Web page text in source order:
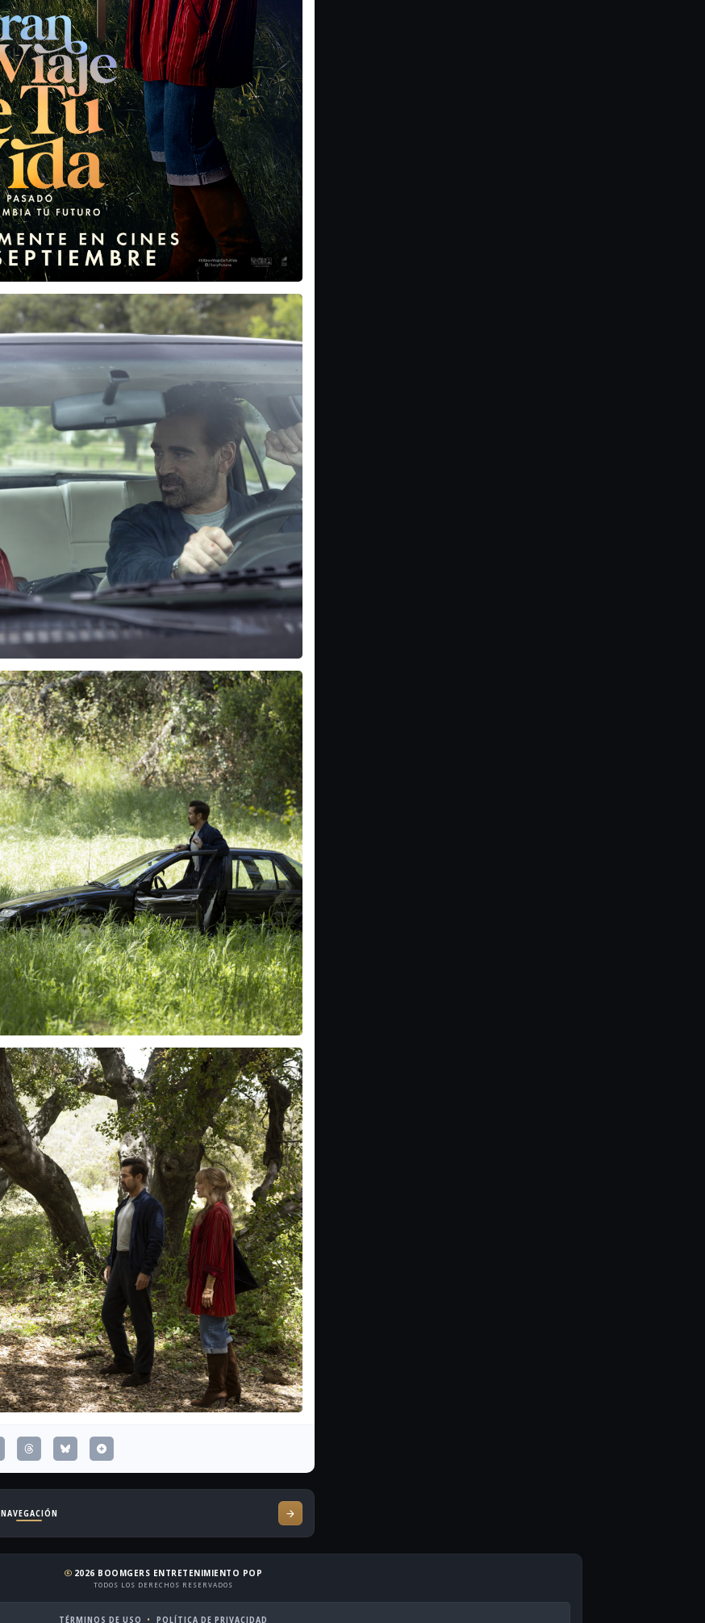
NAVEGACIÓN
copyright 2026 BOOMGERS ENTRETENIMIENTO POP
TODOS LOS DERECHOS RESERVADOS
TÉRMINOS DE USO POLÍTICA DE PRIVACIDAD